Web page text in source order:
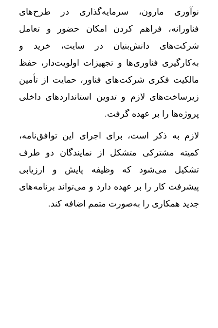
نوآوری مارون، سرمایه‌گذاری در طرح‌های
فناورانه، فراهم کردن امکان حضور و تعامل
شرکت‌های دانش‌بنیان در سایت، خرید و
به‌کارگیری فناوری‌ها و تجهیزات اولویت‌دار، حفظ
مالکیت فکری شرکت‌های فناور، حمایت از تأمین
زیرساخت‌های لازم و تدوین استانداردهای داخلی
پروژه‌ها را بر عهده گرفت.
لازم به ذکر است، برای اجرای این توافق‌نامه،
کمیته مشترکی متشکل از نمایندگان دو طرف
تشکیل می‌شود که وظیفه پایش و ارزیابی
پیشرفت کار را بر عهده دارد و می‌تواند برنامه‌های
جدید همکاری را به‌صورت متمم اضافه کند.